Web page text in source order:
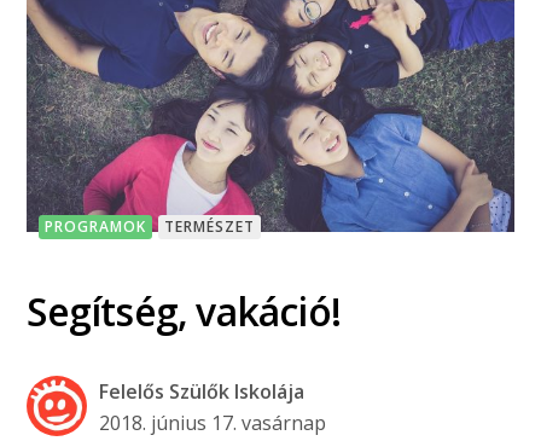
PROGRAMOK TERMÉSZET
Segítség, vakáció!
Felelős Szülők Iskolája
2018. június 17. vasárnap